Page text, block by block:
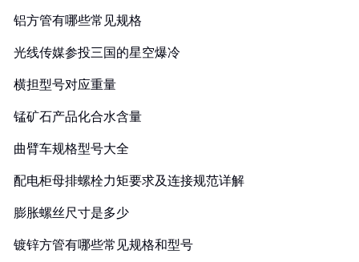
铝方管有哪些常见规格
光线传媒参投三国的星空爆冷
横担型号对应重量
锰矿石产品化合水含量
曲臂车规格型号大全
配电柜母排螺栓力矩要求及连接规范详解
膨胀螺丝尺寸是多少
镀锌方管有哪些常见规格和型号